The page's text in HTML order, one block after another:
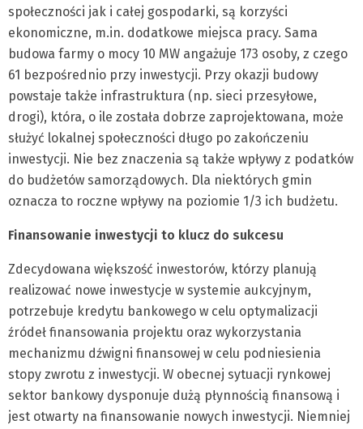
społeczności jak i całej gospodarki, są korzyści
ekonomiczne, m.in. dodatkowe miejsca pracy. Sama
budowa farmy o mocy 10 MW angażuje 173 osoby, z czego
61 bezpośrednio przy inwestycji. Przy okazji budowy
powstaje także infrastruktura (np. sieci przesyłowe,
drogi), która, o ile została dobrze zaprojektowana, może
służyć lokalnej społeczności długo po zakończeniu
inwestycji. Nie bez znaczenia są także wpływy z podatków
do budżetów samorządowych. Dla niektórych gmin
oznacza to roczne wpływy na poziomie 1/3 ich budżetu.
Finansowanie inwestycji to klucz do sukcesu
Zdecydowana większość inwestorów, którzy planują
realizować nowe inwestycje w systemie aukcyjnym,
potrzebuje kredytu bankowego w celu optymalizacji
źródeł finansowania projektu oraz wykorzystania
mechanizmu dźwigni finansowej w celu podniesienia
stopy zwrotu z inwestycji. W obecnej sytuacji rynkowej
sektor bankowy dysponuje dużą płynnością finansową i
jest otwarty na finansowanie nowych inwestycji. Niemniej